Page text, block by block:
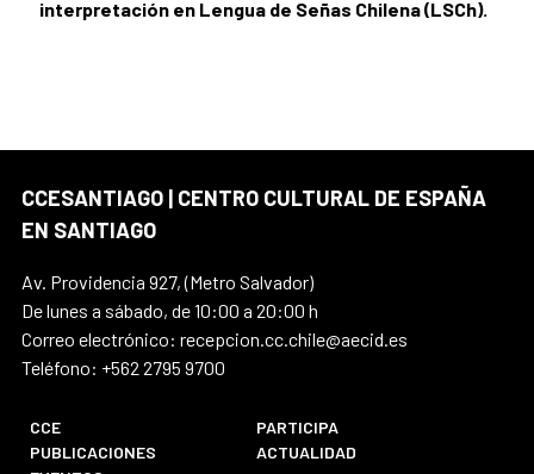
interpretación en Lengua de Señas Chilena (LSCh).
CCESANTIAGO | CENTRO CULTURAL DE ESPAÑA
EN SANTIAGO
Av. Providencia 927, (Metro Salvador)
De lunes a sábado, de 10:00 a 20:00 h
Correo electrónico: recepcion.cc.chile@aecid.es
Teléfono: +562 2795 9700
CCE
PARTICIPA
PUBLICACIONES
ACTUALIDAD